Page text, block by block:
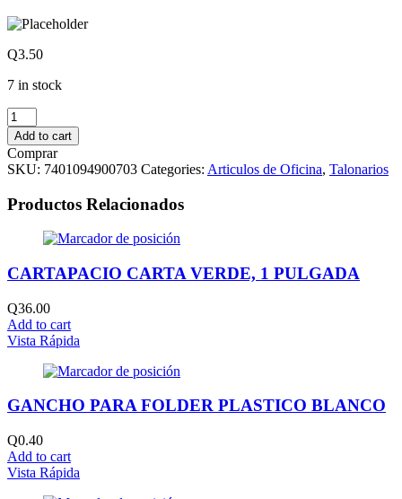
Q3.50
7 in stock
TALONARIO
DE
VALES
quantity
Add to cart
Comprar
SKU: 7401094900703 Categories: Articulos de Oficina, Talonarios
Productos Relacionados
CARTAPACIO CARTA VERDE, 1 PULGADA
Q36.00
Add to cart
Vista Rápida
GANCHO PARA FOLDER PLASTICO BLANCO
Q0.40
Add to cart
Vista Rápida